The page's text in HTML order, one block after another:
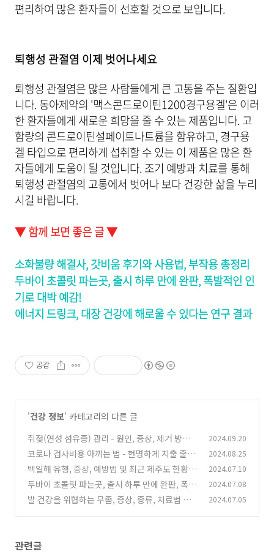
편리하여 많은 환자들이 선호할 것으로 보입니다.
퇴행성 관절염 이제 벗어나세요
퇴행성 관절염은 많은 사람들에게 큰 고통을 주는 질환입
니다. 동아제약의 '맥스콘드로이틴1200경구용겔'은 이러
한 환자들에게 새로운 희망을 줄 수 있는 제품입니다. 고
함량의 콘드로이틴설페이트나트륨을 함유하고, 경구용
겔 타입으로 편리하게 섭취할 수 있는 이 제품은 많은 환
자들에게 도움이 될 것입니다. 조기 예방과 치료를 통해
퇴행성 관절염의 고통에서 벗어나 보다 건강한 삶을 누리
시길 바랍니다.
▼ 함께 보면 좋은 글 ▼
소화불량 해결사, 갓비움 후기와 사용법, 부작용 총정리
두바이 초콜릿 파는곳, 출시 하루 만에 완판, 폭발적인 인
기로 대박 예감!
에너지 드링크, 대장 건강에 해로울 수 있다는 연구 결과
공감
'건강 정보' 카테고리의 다른 글
쥐젖(연성 섬유종) 관리 - 원인, 증상, 제거 방법
및 주의사항 (4)
2024.09.20
코로나 검사비용 아끼는 법 - 현명하게 지출 줄이
기
(1)
2024.08.25
백일해 유행, 증상, 예방법 및 최근 제주도 현황
(0)
2024.07.10
두바이 초콜릿 파는곳, 출시 하루 만에 완판, 폭발
적인 인기로 대박 예감! (0)
2024.07.08
발 건강을 위협하는 무좀, 증상, 종류, 치료법 알
2024.07.05
관련글